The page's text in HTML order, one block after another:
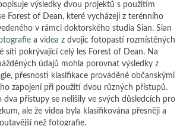
výsledky dvou projektů s použitím
Forest of Dean, které vycházejí z terénního
v rámci doktorského studia Sian. Sian
a videa z dvojic fotopastí rozmístěných
síti pokrývající celý les Forest of Dean. Na
údajů mohla porovnat výsledky z
přesnosti klasifikace prováděné občanskými
zapojení při použití dvou různých přístupů.
dva přístupy se nelišily ve svých důsledcích pro
ale že videa byla klasifikována přesněji a
než fotografie.